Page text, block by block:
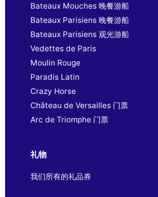
Bateaux Mouches 晚餐游船
Bateaux Parisiens 晚餐游船
Bateaux Parisiens 观光游船
Vedettes de Paris
Moulin Rouge
Paradis Latin
Crazy Horse
Château de Versailles 门票
Arc de Triomphe 门票
礼物
我们所有的礼品券